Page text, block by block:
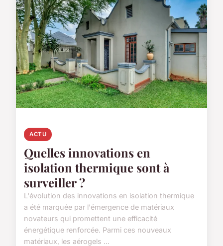
ACTU
Quelles innovations en
isolation thermique sont à
surveiller ?
L'évolution des innovations en isolation thermique
a été marquée par l'émergence de matériaux
novateurs qui promettent une efficacité
énergétique renforcée. Parmi ces nouveaux
matériaux, les aérogels ...